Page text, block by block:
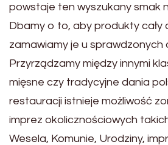
powstaje ten wyszukany smak
Dbamy o to, aby produkty cały
zamawiamy je u sprawdzonych
Przyrządzamy między innymi
mięsne czy tradycyjne dania
restauracji istnieje możliwość
imprez okolicznościowych
Wesela, Komunie, Urodziny,